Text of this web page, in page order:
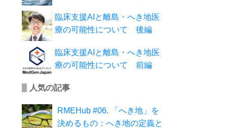
臨床支援AIと離島・へき地医
療の可能性について 後編
臨床支援AIと離島・へき地医
療の可能性について 前編
人気の記事
RMEHub #06. 「へき地」を
決めるもの：へき地の定義と